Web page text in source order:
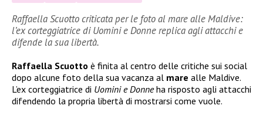
Raffaella Scuotto criticata per le foto al mare alle Maldive:
l’ex corteggiatrice di Uomini e Donne replica agli attacchi e
difende la sua libertà.
Raffaella Scuotto è finita al centro delle critiche sui social
dopo alcune foto della sua vacanza al mare alle Maldive.
L’ex corteggiatrice di Uomini e Donneha risposto agli attacchi
difendendo la propria libertà di mostrarsi come vuole.